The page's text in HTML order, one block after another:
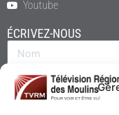
Youtube
ÉCRIVEZ-NOUS